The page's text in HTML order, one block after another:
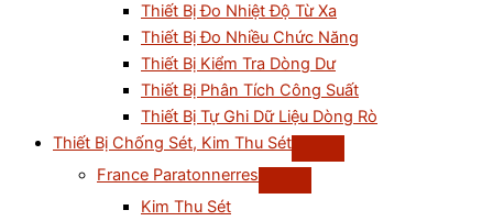
Thiết Bị Đo Nhiệt Độ Từ Xa
Thiết Bị Đo Nhiều Chức Năng
Thiết Bị Kiểm Tra Dòng Dư
Thiết Bị Phân Tích Công Suất
Thiết Bị Tự Ghi Dữ Liệu Dòng Rò
Thiết Bị Chống Sét, Kim Thu Sét
France Paratonnerres
Kim Thu Sét